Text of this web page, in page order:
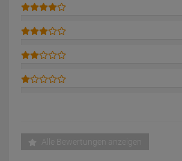
Alle Bewertungen anzeigen